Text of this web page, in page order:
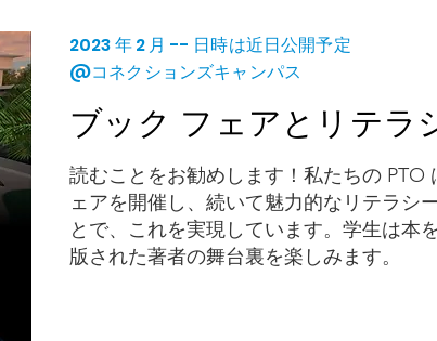
2023 年 2 月 -- 日時は近日公開予定
@コネクションズキャンパス
ブック フェアとリテラ
読むことをお勧めします！私たちの PTO
ェアを開催し、続いて魅力的なリテラシ
とで、これを実現しています。学生は本
版された著者の舞台裏を楽しみます。